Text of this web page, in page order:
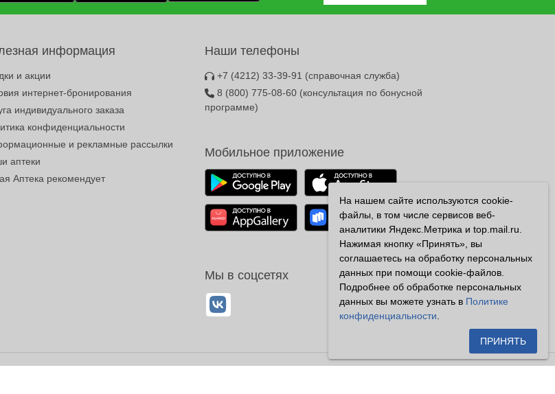
информация
и акции
интернет-бронирования
индивидуального заказа
конфиденциальности
и рекламные рассылки
аптеки
Аптека рекомендует
Наши телефоны
+7 (4212) 33-39-91 (справочная служба)
8 (800) 775-08-60 (консультация по бонусной
программе)
Мобильное приложение
Мы в соцсетях
На нашем сайте используются cookie-
файлы, в том числе сервисов веб-
аналитики Яндекс.Метрика и top.mail.ru.
Нажимая кнопку «Принять», вы
соглашаетесь на обработку персональных
данных при помощи cookie-файлов.
Подробнее об обработке персональных
данных вы можете узнать в Политике
конфиденциальности
ПРИНЯТЬ